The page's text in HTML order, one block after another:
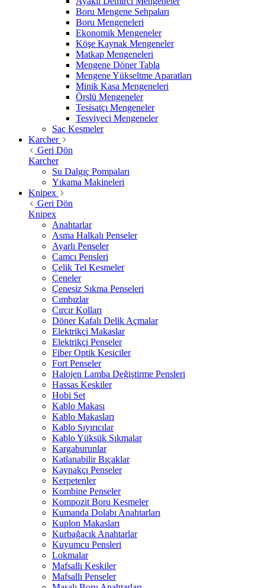
Boru Mengene Sehpaları
Boru Mengeneleri
Ekonomik Mengeneler
Köşe Kaynak Mengeneler
Matkap Mengeneleri
Mengene Döner Tabla
Mengene Yükseltme Aparatları
Minik Kasa Mengeneleri
Örslü Mengeneler
Tesisatçı Mengeneler
Tesviyeci Mengeneler
Saç Kesmeler
Karcher
Geri Dön
Karcher
Su Dalgıç Pompaları
Yıkama Makineleri
Knipex
Geri Dön
Knipex
Anahtarlar
Asma Halkalı Penseler
Ayarlı Penseler
Camcı Pensleri
Çelik Tel Kesmeler
Çeneler
Çenesiz Sıkma Penseleri
Cımbızlar
Cırcır Kolları
Döner Kafalı Delik Açmalar
Elektrikçi Makaslar
Elektrikçi Penseler
Fiber Optik Kesiciler
Fort Penseler
Halojen Lamba Değiştirme Pensleri
Hassas Keskiler
Hobi Set
Kablo Makası
Kablo Makasları
Kablo Sıyırıcılar
Kablo Yüksük Sıkmalar
Kargaburunlar
Katlanabilir Bıçaklar
Kaynakçı Penseler
Kerpetenler
Kombine Penseler
Kompozit Boru Kesmeler
Kumanda Dolabı Anahtarları
Kuplon Makasları
Kurbağacık Anahtarlar
Kuyumcu Pensleri
Lokmalar
Mafsallı Keskiler
Mafsallı Penseler